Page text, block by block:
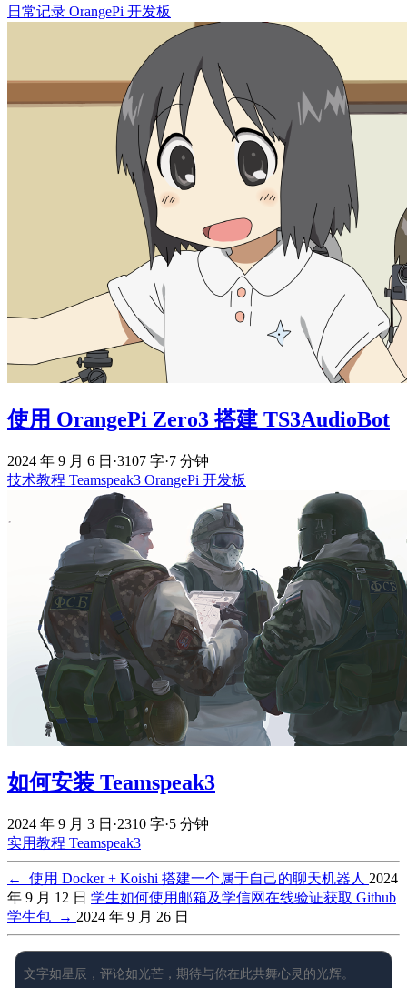
日常记录 OrangePi 开发板
使用 OrangePi Zero3 搭建 TS3AudioBot
2024 年 9 月 6 日 ·3107 字·7 分钟
技术教程 Teamspeak3 OrangePi 开发板
如何安装 Teamspeak3
2024 年 9 月 3 日 ·2310 字·5 分钟
实用教程 Teamspeak3
← 使用 Docker + Koishi 搭建一个属于自己的聊天机器人 2024
年 9 月 12 日 学生如何使用邮箱及学信网在线验证获取 Github
学生包
→ 2024 年 9 月 26 日